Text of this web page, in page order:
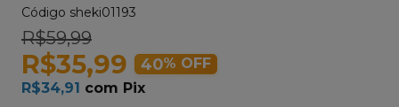
Código sheki01193
R$59,99
R$35,99 40% OFF
R$34,91 com Pix